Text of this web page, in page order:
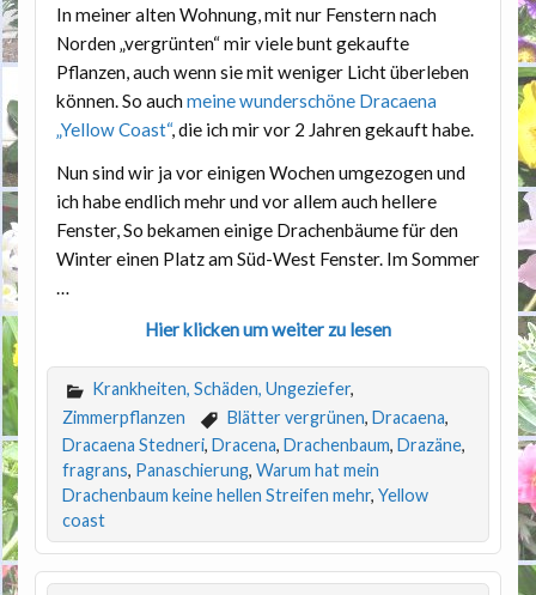
In meiner alten Wohnung, mit nur Fenstern nach
Norden „vergrünten“ mir viele bunt gekaufte
Pflanzen, auch wenn sie mit weniger Licht überleben
können. So auch meine wunderschöne Dracaena
„Yellow Coast“, die ich mir vor 2 Jahren gekauft habe.
Nun sind wir ja vor einigen Wochen umgezogen und
ich habe endlich mehr und vor allem auch hellere
Fenster, So bekamen einige Drachenbäume für den
Winter einen Platz am Süd-West Fenster. Im Sommer
…
Hier klicken um weiter zu lesen
Krankheiten, Schäden, Ungeziefer,
Zimmerpflanzen
Blätter vergrünen, Dracaena,
Dracaena Stedneri, Dracena, Drachenbaum, Drazäne,
fragrans, Panaschierung, Warum hat mein
Drachenbaum keine hellen Streifen mehr, Yellow
coast